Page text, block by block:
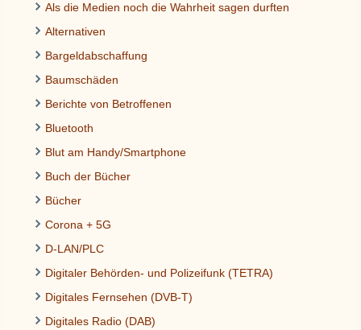
Als die Medien noch die Wahrheit sagen durften
Alternativen
Bargeldabschaffung
Baumschäden
Berichte von Betroffenen
Bluetooth
Blut am Handy/Smartphone
Buch der Bücher
Bücher
Corona + 5G
D-LAN/PLC
Digitaler Behörden- und Polizeifunk (TETRA)
Digitales Fernsehen (DVB-T)
Digitales Radio (DAB)